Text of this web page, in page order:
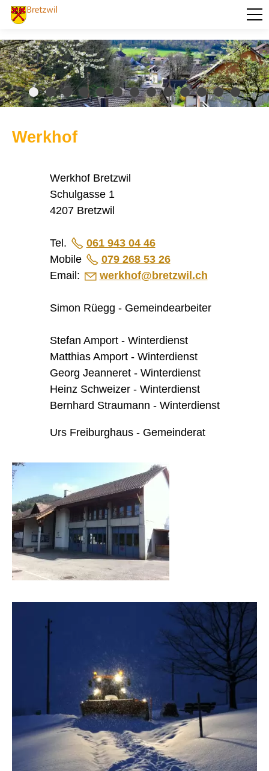
PORTRÄT
AKTUELLES
VERWALTUNG
KULTUR UND FREIZEIT
VERKEHR
SICHERHEIT
ENTSORGUNG UND UMWELT
Baselbieter Energiepaket
Forstbetrieb Frenkentäler
Hauskehricht
Kadaverentsorgung
Leben am Bach
Naturgefahrenkarte
Öffentliche Energieberatung
Regionale Pilzkontrollstelle
Umwelt
Wiederverwertbare Abfälle
FINANZEN
IMMOBILIENANGEBOTE
GEWERBE
STICHWORTVERZEICHNIS
GÄSTEBUCH
Startseite
Datenschutz
Druckansicht
Werkhof
Werkhof Bretzwil
Schulgasse 1
4207 Bretzwil
Tel.
061 943 04 46
Mobile
079 268 53 26
Email:
w rkh f br tzw l ch
Simon Rüegg - Gemeindearbeiter
Stefan Amport - Winterdienst
Matthias Amport - Winterdienst
Georg Jeanneret - Winterdienst
Heinz Schweizer - Winterdienst
Bernhard Straumann - Winterdienst
Urs Freiburghaus - Gemeinderat